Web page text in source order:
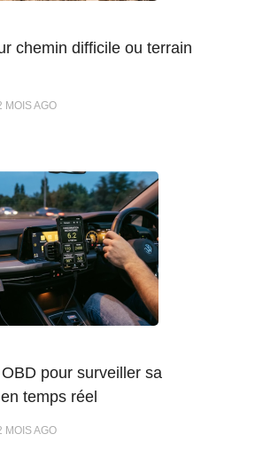
chemin difficile ou terrain
MOISAGO
pour surveiller sa
temps réel
MOISAGO